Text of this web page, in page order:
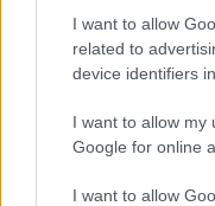
I want to allow
related to
device identifiers
I want to allow my
Google for online
I want to allow
ενημέρωσε πως
είναι «σώα»,
του το UKMTO,
των ζημιών